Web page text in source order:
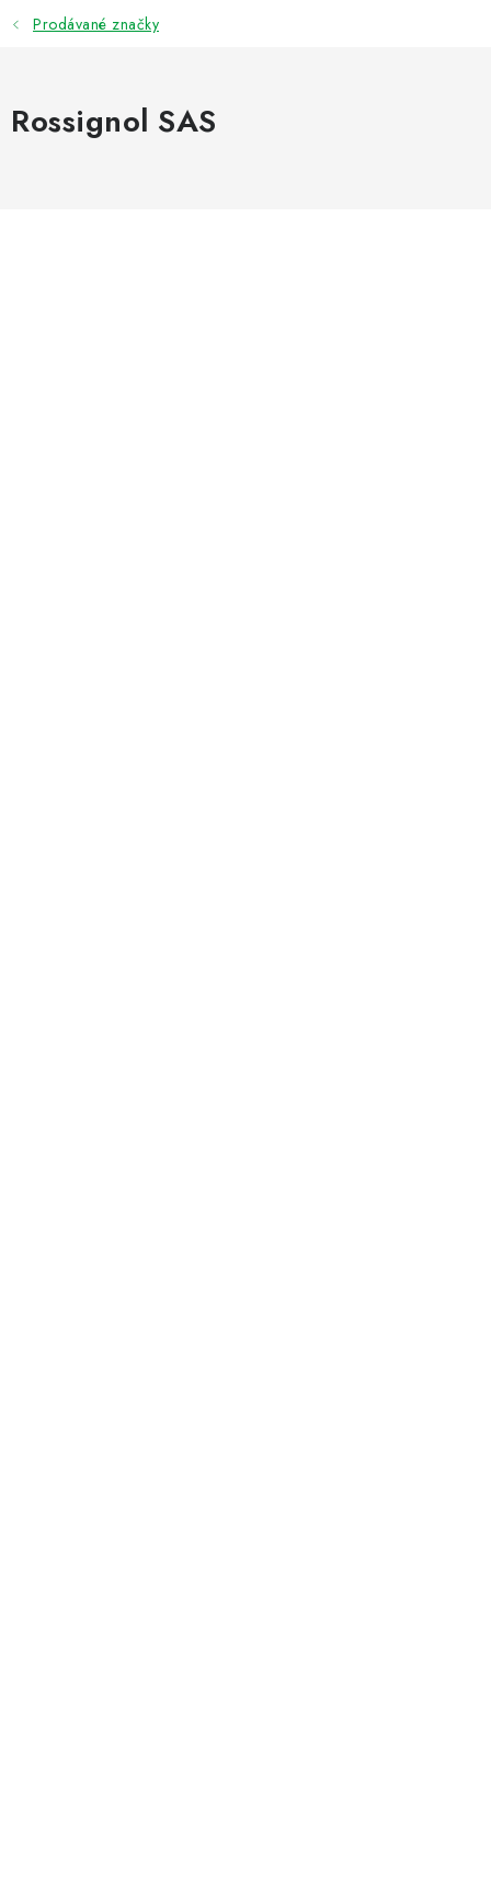
Prodávané značky
Rossignol SAS